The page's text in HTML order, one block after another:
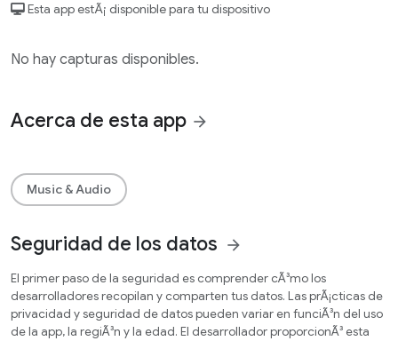
Esta app estÃ¡ disponible para tu dispositivo
No hay capturas disponibles.
Acerca de esta app arrow_forward
Music & Audio
Seguridad de los datos arrow_forward
El primer paso de la seguridad es comprender cÃ³mo los
desarrolladores recopilan y comparten tus datos. Las prÃ¡cticas de
privacidad y seguridad de datos pueden variar en funciÃ³n del uso
de la app, la regiÃ³n y la edad. El desarrollador proporcionÃ³ esta